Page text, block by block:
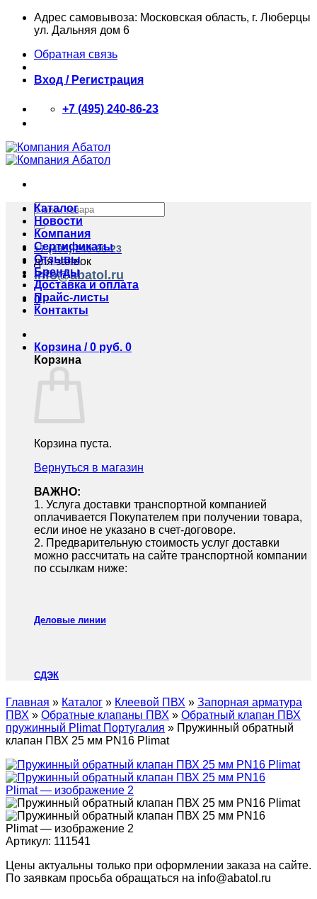
Skip
Адрес самовывоза: Московская область, г. Люберцы
ул. Дальняя дом 6
Обратная связь
Вход / Регистрация
+7 (495) 240-86-23
Искать:
+7 (495) 240-86-23
для заявок
info@abatol.ru
0
Каталог
Новости
Компания
Сертификаты
Отзывы
Бренды
Доставка и оплата
Прайс-листы
Контакты
Корзина /0 руб. 0
Корзина
Корзина пуста.
Вернуться в магазин
ВАЖНО:
1.⁠ ⁠Услуга доставки транспортной компанией
оплачивается Покупателем при получении товара,
если иное не указано в счет-договоре.
2.⁠ ⁠Предварительную стоимость услуг доставки
можно рассчитать на сайте транспортной компании
по ссылкам ниже:
Деловые линии
СДЭК
Главная » Каталог » Клеевой ПВХ » Запорная арматура
ПВХ » Обратные клапаны ПВХ » Обратный клапан ПВХ
пружинный Plimat Португалия » Пружинный обратный
клапан ПВХ 25 мм PN16 Plimat
Артикул: 111541
Цены актуальны только при оформлении заказа на сайте.
По заявкам просьба обращаться на info@abatol.ru